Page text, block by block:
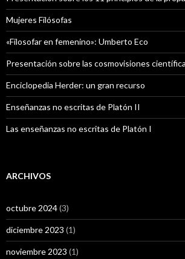
Mujeres Filósofas
«Filosofar en femenino»: Umberto Eco
Presentación sobre las cosmovisiones
Enciclopedia Herder: un gran recurso
Enseñanzas no escritas de Platón II
Las enseñanzas no escritas de Platón I
ARCHIVOS
octubre 2024(3)
diciembre 2023 (1)
noviembre 2023 (1)